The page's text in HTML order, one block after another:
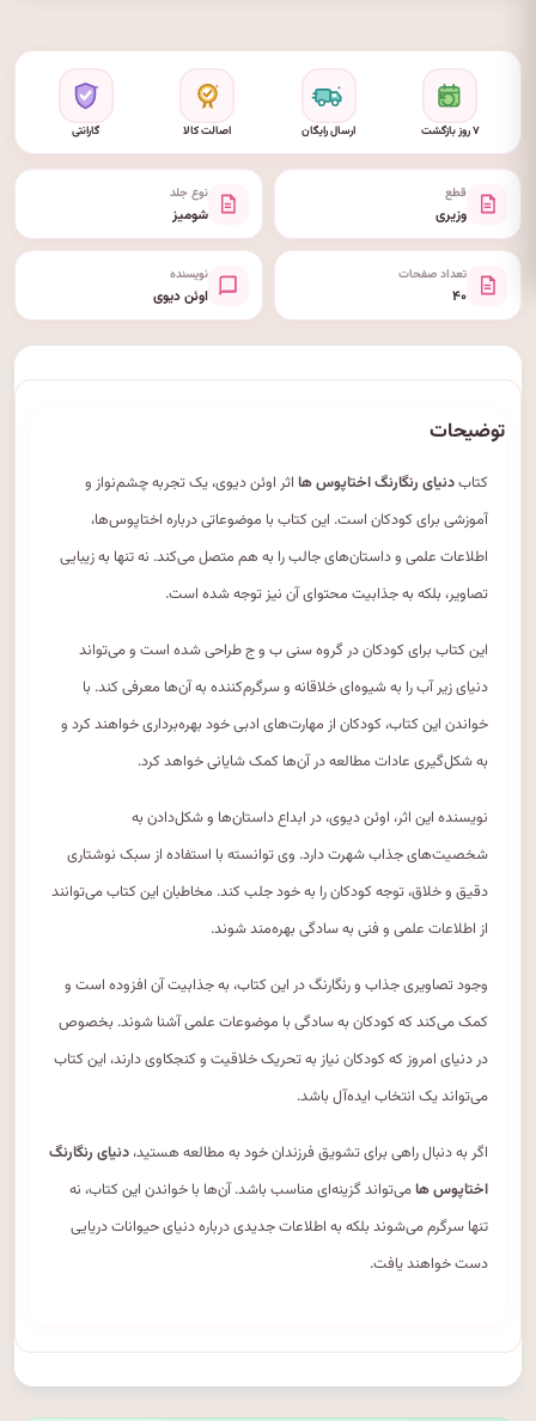
۷ روز بازگشت ارسال رایگان اصالت کالا گارانتی
قطع
وزیری
نوع جلد
شومیز
تعداد صفحات
۴۰
نویسنده
اوئن دیوی
توضیحات
کتابدنیای رنگارنگ اختاپوس ها اثر اوئن دیوی، یک تجربه چشم‌نواز و
آموزشی برای کودکان است. این کتاب با موضوعاتی درباره اختاپوس‌ها،
اطلاعات علمی و داستان‌های جالب را به هم متصل می‌کند. نه تنها به زیبایی
تصاویر، بلکه به جذابیت محتوای آن نیز توجه شده است.
این کتاب برای کودکان در گروه سنی ب و ج طراحی شده است و می‌تواند
دنیای زیر آب را به شیوه‌ای خلاقانه و سرگرم‌کننده به آن‌ها معرفی کند. با
خواندن این کتاب، کودکان از مهارت‌های ادبی خود بهره‌برداری خواهند کرد و
به شکل‌گیری عادات مطالعه در آن‌ها کمک شایانی خواهد کرد.
نویسنده این اثر، اوئن دیوی، در ابداع داستان‌ها و شکل‌دادن به
شخصیت‌های جذاب شهرت دارد. وی توانسته با استفاده از سبک نوشتاری
دقیق و خلاق، توجه کودکان را به خود جلب کند. مخاطبان این کتاب می‌توانند
از اطلاعات علمی و فنی به سادگی بهره‌مند شوند.
وجود تصاویری جذاب و رنگارنگ در این کتاب، به جذابیت آن افزوده است و
کمک می‌کند که کودکان به سادگی با موضوعات علمی آشنا شوند. بخصوص
در دنیای امروز که کودکان نیاز به تحریک خلاقیت و کنجکاوی دارند، این کتاب
می‌تواند یک انتخاب ایده‌آل باشد.
اگر به دنبال راهی برای تشویق فرزندان خود به مطالعه هستید، دنیای رنگارنگ
اختاپوس هامی‌تواند گزینه‌ای مناسب باشد. آن‌ها با خواندن این کتاب، نه
تنها سرگرم می‌شوند بلکه به اطلاعات جدیدی درباره دنیای حیوانات دریایی
دست خواهند یافت.